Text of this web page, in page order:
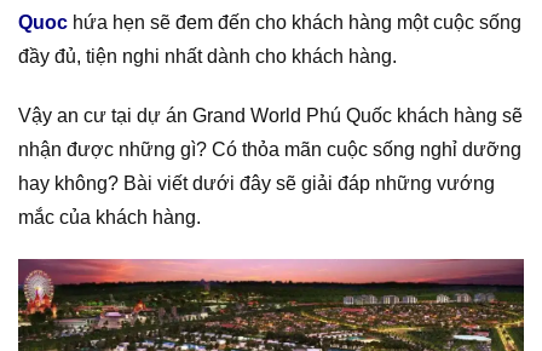
Quoc hứa hẹn sẽ đem đến cho khách hàng một cuộc sống
đầy đủ, tiện nghi nhất dành cho khách hàng.
Vậy an cư tại dự án Grand World Phú Quốc khách hàng sẽ
nhận được những gì? Có thỏa mãn cuộc sống nghỉ dưỡng
hay không? Bài viết dưới đây sẽ giải đáp những vướng
mắc của khách hàng.